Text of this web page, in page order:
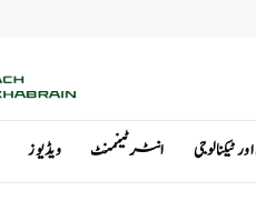
انٹرٹینمنٹ ویڈیوز